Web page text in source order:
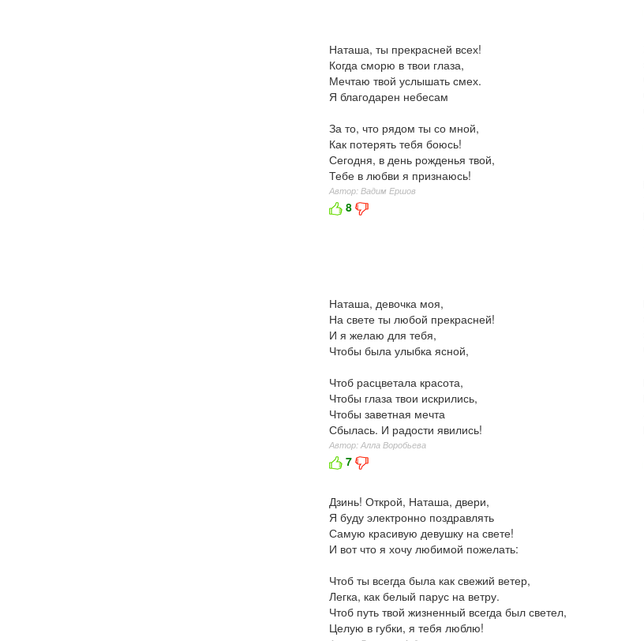
Наташа, ты прекрасней всех!
Когда сморю в твои глаза,
Мечтаю твой услышать смех.
Я благодарен небесам
За то, что рядом ты со мной,
Как потерять тебя боюсь!
Сегодня, в день рожденья твой,
Тебе в любви я признаюсь!
Автор: Вадим Ершов
8
Наташа, девочка моя,
На свете ты любой прекрасней!
И я желаю для тебя,
Чтобы была улыбка ясной,
Чтоб расцветала красота,
Чтобы глаза твои искрились,
Чтобы заветная мечта
Сбылась. И радости явились!
Автор: Алла Воробьева
7
Дзинь! Открой, Наташа, двери,
Я буду электронно поздравлять
Самую красивую девушку на свете!
И вот что я хочу любимой пожелать:
Чтоб ты всегда была как свежий ветер,
Легка, как белый парус на ветру.
Чтоб путь твой жизненный всегда был светел,
Целую в губки, я тебя люблю!